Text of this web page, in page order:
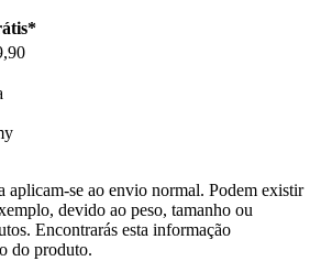
aplicam-se ao envio normal. Podem existir
devido ao peso, tamanho ou
Encontrarás esta informação
do produto.